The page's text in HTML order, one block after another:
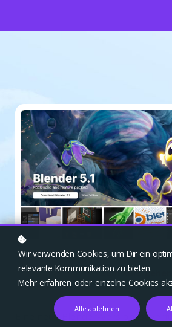
Zum Kurs gehen
Eine neue Blender-Version ist
Wir verwenden Cookies, um Dir ein
relevante Kommunikation zu bieten.
Mehr erfahren oder einzelne Cookies
Alle ablehnen